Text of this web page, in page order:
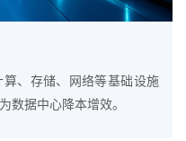
、存储、网络等基础设施
数据中心降本增效。